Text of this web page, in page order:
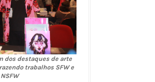
dos destaques de arte
trabalhos SFW e
NSFW